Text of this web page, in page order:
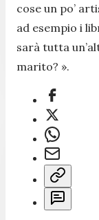
cose un po’
ad esempio i
sarà tutta
marito? ».